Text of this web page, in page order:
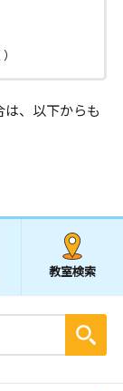
、以下からも
教室検索